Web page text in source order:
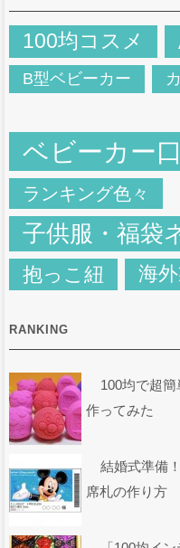
100均コスメ
B型ベビーカー
ベビーカー
ランキング色々
子供服・福袋
抱っこ紐 海
RANKING
100均で超
作ってみた
結婚式準備
席札の作り方